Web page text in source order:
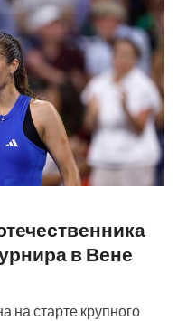
в Вене
на старте крупного